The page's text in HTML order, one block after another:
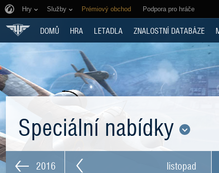
Hry Služby Prémiový obchod Podpora pro hráče
DOMŮ HRA LETADLA ZNALOSTNÍ DATABÁZE
Speciální nabídky
2016 listopad